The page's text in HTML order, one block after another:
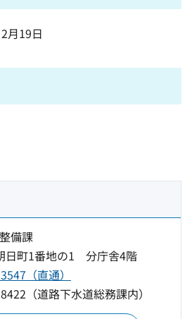
月19日
備課
日町1番地の1 分庁舎4階
（直通）
（道路下水道総務課内）